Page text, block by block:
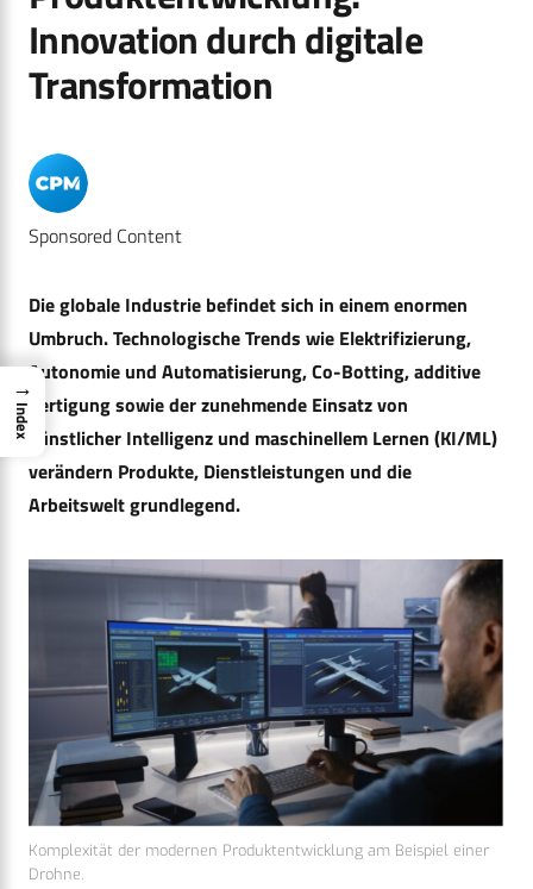
Innovation durch digitale
Transformation
Sponsored Content
Die globale Industrie befindet sich in einem enormen
Umbruch. Technologische Trends wie Elektrifizierung,
Autonomie und Automatisierung, Co-Botting, additive
Fertigung sowie der zunehmende Einsatz von
künstlicher Intelligenz und maschinellem Lernen (KI/ML)
verändern Produkte, Dienstleistungen und die
Arbeitswelt grundlegend.
Komplexität der modernen Produktentwicklung am Beispiel einer
Drohne.
→
Index